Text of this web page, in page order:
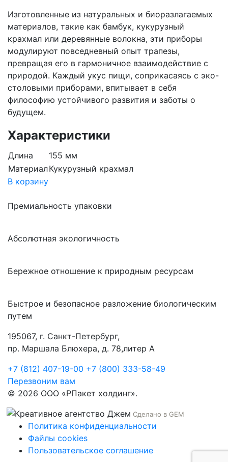
Изготовленные из натуральных и биоразлагаемых
материалов, такие как бамбук, кукурузный
крахмал или деревянные волокна, эти приборы
модулируют повседневный опыт трапезы,
превращая его в гармоничное взаимодействие с
природой. Каждый укус пищи, соприкасаясь с эко-
столовыми приборами, впитывает в себя
философию устойчивого развития и заботы о
будущем.
Характеристики
Длина
155 мм
МатериалКукурузный крахмал
В корзину
Премиальность упаковки
Абсолютная экологичность
Бережное отношение к природным ресурсам
Быстрое и безопасное разложение биологическим
путем
195067, г. Санкт-Петербург,
пр. Маршала Блюхера, д. 78,литер А
+7 (812) 407-19-00 +7 (800) 333-58-49
Перезвоним вам
© 2026 ООО «РПакет холдинг».
Сделано в GEM
Политика конфиденциальности
Файлы cookies
Пользовательское соглашение